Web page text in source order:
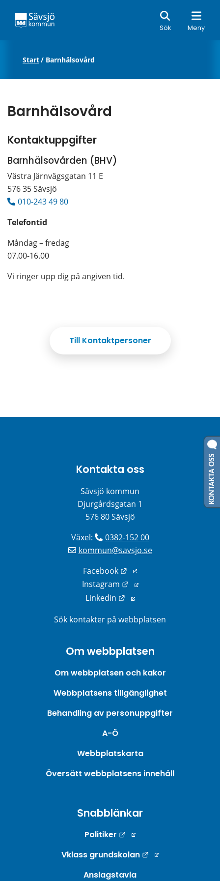
Sök Meny
Sök
Start/ Barnhälsovård
Barnhälsovård
Kontaktuppgifter
Barnhälsovården (BHV)
Västra Järnvägsgatan 11 E
576 35 Sävsjö
010-243 49 80
Telefontid
Måndag – fredag
07.00-16.00
Vi ringer upp dig på angiven tid.
Till Kontaktpersoner
Kontakta oss
Sävsjö kommun
Djurgårdsgatan 1
576 80 Sävsjö
Växel:
0382-152 00
kommun@savsjo.se
Facebook
Länk till annan
Instagram
Länk till annan
Linkedin
Länk till annan webbplats.
Sök kontakter på webbplatsen
Om webbplatsen
Om webbplatsen och kakor
Webbplatsens tillgänglighet
Behandling av personuppgifter
A-Ö
Webbplatskarta
Översätt webbplatsens innehåll
Snabblänkar
Politiker
Länk till annan
Vklass grundskolan
Länk till annan
Anslagstavla
KONTAKTA OSS